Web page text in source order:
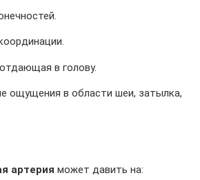
в голову.
ощущения в области шеи, затылка,
артерия может давить на: